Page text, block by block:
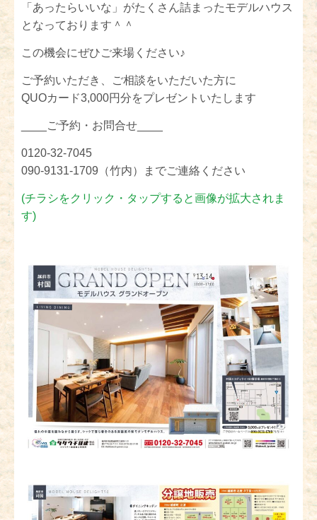
「あったらいいな」がたくさん詰まったモデルハウス
となっております＾＾
この機会にぜひご来場ください♪
ご予約いただき、ご相談をいただいた方に
QUOカード3,000円分をプレゼントいたします
____ご予約・お問合せ____
0120-32-7045
090-9131-1709（竹内）までご連絡ください
(チラシをクリック・タップすると画像が拡大されま
す)